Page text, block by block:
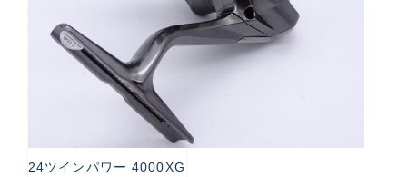
24ツインパワー 4000XG